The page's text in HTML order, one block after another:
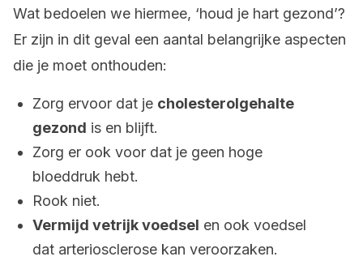
Wat bedoelen we hiermee, ‘houd je hart gezond’?
Er zijn in dit geval een aantal belangrijke aspecten
die je moet onthouden:
Zorg ervoor dat je cholesterolgehalte
gezond is en blijft.
Zorg er ook voor dat je geen hoge
bloeddruk hebt.
Rook niet.
Vermijd vetrijk voedsel en ook voedsel
dat arteriosclerose kan veroorzaken.